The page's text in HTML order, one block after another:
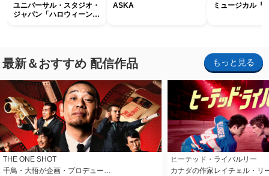
ユニバーサル・スタジオ・
ジャパン「ハロウィーン・
ASKA ミュージカル『
最新＆おすすめ 配信作品 もっと見る
THE ONE SHOT
千鳥・大悟が企画・プロデュー…
ヒーテッド・ライバルリー
カナダの作家レイチェル・リ